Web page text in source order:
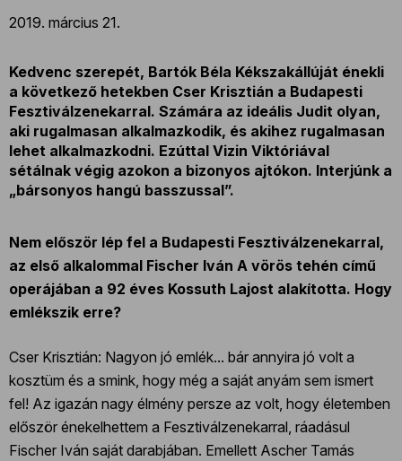
2019. március 21.
Kedvenc szerepét, Bartók Béla Kékszakállúját énekli
a következő hetekben Cser Krisztián a Budapesti
Fesztiválzenekarral. Számára az ideális Judit olyan,
aki rugalmasan alkalmazkodik, és akihez rugalmasan
lehet alkalmazkodni. Ezúttal Vizin Viktóriával
sétálnak végig azokon a bizonyos ajtókon. Interjúnk a
„bársonyos hangú basszussal”.
Nem először lép fel a Budapesti Fesztiválzenekarral,
az első alkalommal Fischer Iván A vörös tehén című
operájában a 92 éves Kossuth Lajost alakította. Hogy
emlékszik erre?
Cser Krisztián: Nagyon jó emlék... bár annyira jó volt a
kosztüm és a smink, hogy még a saját anyám sem ismert
fel! Az igazán nagy élmény persze az volt, hogy életemben
először énekelhettem a Fesztiválzenekarral, ráadásul
Fischer Iván saját darabjában. Emellett Ascher Tamás